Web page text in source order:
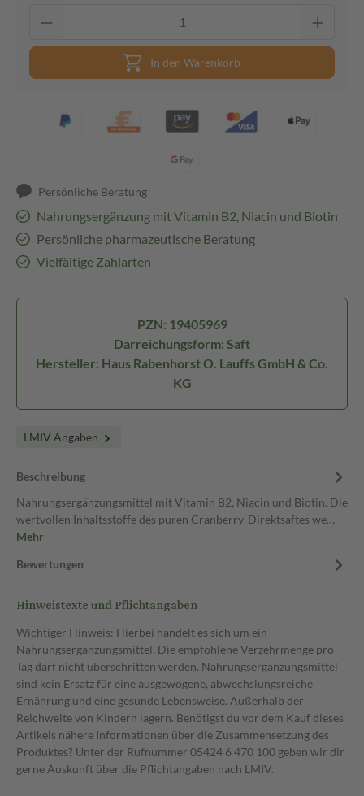
In den Warenkorb
Persönliche Beratung
Nahrungsergänzung mit Vitamin B2, Niacin und Biotin
Persönliche pharmazeutische Beratung
Vielfältige Zahlarten
PZN: 19405969
Darreichungsform: Saft
Hersteller: Haus Rabenhorst O. Lauffs GmbH & Co.
KG
LMIV Angaben
Beschreibung
Nahrungsergänzungsmittel mit Vitamin B2, Niacin und Biotin. Die
wertvollen Inhaltsstoffe des puren Cranberry-Direktsaftes we…
Mehr
Bewertungen
Hinweistexte und Pflichtangaben
Wichtiger Hinweis: Hierbei handelt es sich um ein
Nahrungsergänzungsmittel. Die empfohlene Verzehrmenge pro
Tag darf nicht überschritten werden. Nahrungsergänzungsmittel
sind kein Ersatz für eine ausgewogene, abwechslungsreiche
Ernährung und eine gesunde Lebensweise. Außerhalb der
Reichweite von Kindern lagern. Benötigst du vor dem Kauf dieses
Artikels nähere Informationen über die Zusammensetzung des
Produktes? Unter der Rufnummer 05424 6 470 100 geben wir dir
gerne Auskunft über die Pflichtangaben nach LMIV.